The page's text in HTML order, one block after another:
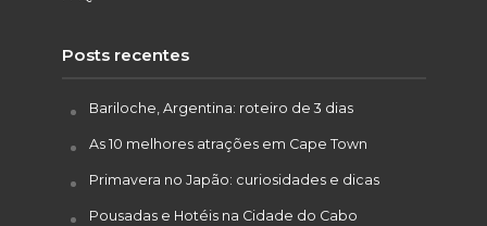
Posts recentes
Bariloche, Argentina: roteiro de 3 dias
As 10 melhores atrações em Cape Town
Primavera no Japão: curiosidades e dicas
Pousadas e Hotéis na Cidade do Cabo